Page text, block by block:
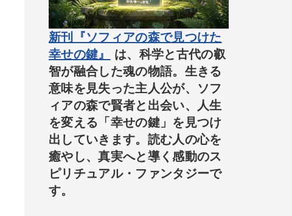
新刊『ソフィアの森で見つけた
幸せの鍵』
は、科学と古代の叡
智が融合した魂の物語。生きる
意味を見失った主人公が、ソフ
ィアの森で賢者と出会い、人生
を変える「幸せの鍵」を見つけ
出していきます。読む人の心を
癒やし、真実へと導く感動のス
ピリチュアル・ファンタジーで
す。